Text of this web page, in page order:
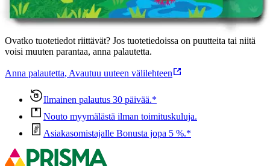
Oletko tyytyväinen tuotetietoihin?
Ovatko tuotetiedot riittävät? Jos tuotetiedoissa on puutteita tai niitä
voisi muuten parantaa, anna palautetta.
Anna palautetta, Avautuu uuteen välilehteen
Ilmainen palautus 30 päivää.*
Nouto myymälästä ilman toimituskuluja.
Asiakasomistajalle Bonusta jopa 5 %.*